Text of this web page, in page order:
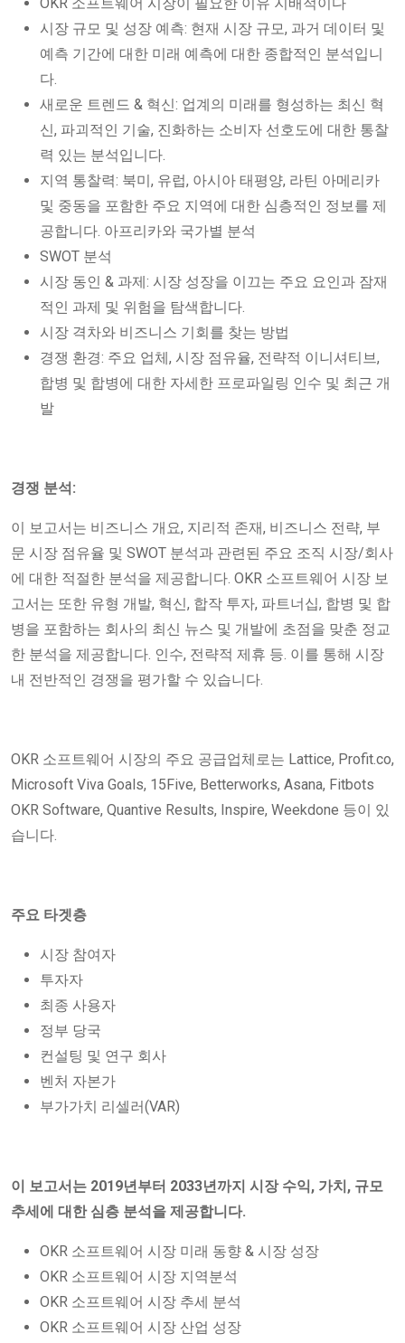
시장 규모 및 성장 예측: 현재 시장 규모, 과거 데이터 및
예측 기간에 대한 미래 예측에 대한 종합적인 분석입니
다.
새로운 트렌드 & 혁신: 업계의 미래를 형성하는 최신 혁
신, 파괴적인 기술, 진화하는 소비자 선호도에 대한 통찰
력 있는 분석입니다.
지역 통찰력: 북미, 유럽, 아시아 태평양, 라틴 아메리카
및 중동을 포함한 주요 지역에 대한 심층적인 정보를 제
공합니다. 아프리카와 국가별 분석
SWOT 분석
시장 동인 & 과제: 시장 성장을 이끄는 주요 요인과 잠재
적인 과제 및 위험을 탐색합니다.
시장 격차와 비즈니스 기회를 찾는 방법
경쟁 환경: 주요 업체, 시장 점유율, 전략적 이니셔티브,
합병 및 합병에 대한 자세한 프로파일링 인수 및 최근 개
발
경쟁 분석:
이 보고서는 비즈니스 개요, 지리적 존재, 비즈니스 전략, 부
문 시장 점유율 및 SWOT 분석과 관련된 주요 조직 시장/회사
에 대한 적절한 분석을 제공합니다. OKR 소프트웨어 시장 보
고서는 또한 유형 개발, 혁신, 합작 투자, 파트너십, 합병 및 합
병을 포함하는 회사의 최신 뉴스 및 개발에 초점을 맞춘 정교
한 분석을 제공합니다. 인수, 전략적 제휴 등. 이를 통해 시장
내 전반적인 경쟁을 평가할 수 있습니다.
OKR 소프트웨어 시장의 주요 공급업체로는 Lattice, Profit.co,
Microsoft Viva Goals, 15Five, Betterworks, Asana, Fitbots
OKR Software, Quantive Results, Inspire, Weekdone 등이 있
습니다.
주요 타겟층
시장 참여자
투자자
최종 사용자
정부 당국
컨설팅 및 연구 회사
벤처 자본가
부가가치 리셀러(VAR)
이 보고서는 2019년부터 2033년까지 시장 수익, 가치, 규모
추세에 대한 심층 분석을 제공합니다.
OKR 소프트웨어 시장 미래 동향 & 시장 성장
OKR 소프트웨어 시장 지역분석
OKR 소프트웨어 시장 추세 분석
OKR 소프트웨어 시장 산업 성장